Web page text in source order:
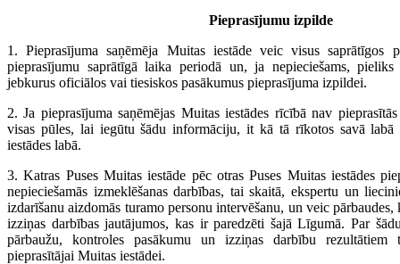
Pieprasījumu izpilde
1. Pieprasījuma saņēmēja Muitas iestāde veic visus saprātīgos
pieprasījumu saprātīgā laika periodā un, ja nepieciešams,
jebkurus oficiālos vai tiesiskos pasākumus pieprasījuma izpildei.
2. Ja pieprasījuma saņēmējas Muitas iestādes rīcībā nav
visas pūles, lai iegūtu šādu informāciju, it kā tā rīkotos savā labā
iestādes labā.
3. Katras Puses Muitas iestāde pēc otras Puses Muitas iestādes
nepieciešamās izmeklēšanas darbības, tai skaitā, ekspertu un
izdarīšanu aizdomās turamo personu intervēšanu, un veic
izziņas darbības jautājumos, kas ir paredzēti šajā Līgumā. Par
pārbaužu, kontroles pasākumu un izziņas darbību rezultātiem
pieprasītājai Muitas iestādei.